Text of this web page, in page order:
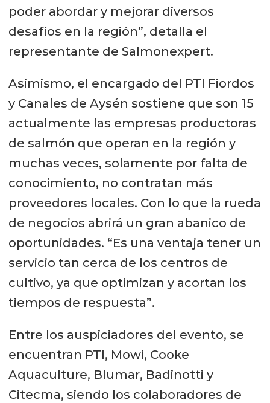
poder abordar y mejorar diversos
desafíos en la región”, detalla el
representante de Salmonexpert.
Asimismo, el encargado del PTI Fiordos
y Canales de Aysén sostiene que son 15
actualmente las empresas productoras
de salmón que operan en la región y
muchas veces, solamente por falta de
conocimiento, no contratan más
proveedores locales. Con lo que la rueda
de negocios abrirá un gran abanico de
oportunidades. “Es una ventaja tener un
servicio tan cerca de los centros de
cultivo, ya que optimizan y acortan los
tiempos de respuesta”.
Entre los auspiciadores del evento, se
encuentran PTI, Mowi, Cooke
Aquaculture, Blumar, Badinotti y
Citecma, siendo los colaboradores de